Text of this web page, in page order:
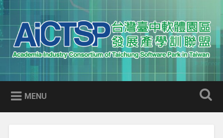
Skip
to
content
Search
AICTSP 台灣臺中軟體園區發展
產學訓聯盟
Academia-Industry Consortium of Taichung Software Park
in Taiwan
MENU